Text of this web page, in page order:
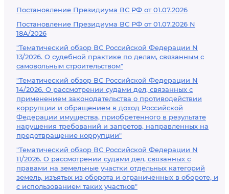
Постановление Президиума ВС РФ от 01.07.2026
Постановление Президиума ВС РФ от 01.07.2026 N
18А/2026
"Тематический обзор ВС Российской Федерации N
13/2026. О судебной практике по делам, связанным с
самовольным строительством"
"Тематический обзор ВС Российской Федерации N
14/2026. О рассмотрении судами дел, связанных с
применением законодательства о противодействии
коррупции и обращением в доход Российской
Федерации имущества, приобретенного в результате
нарушения требований и запретов, направленных на
предотвращение коррупции"
"Тематический обзор ВС Российской Федерации N
11/2026. О рассмотрении судами дел, связанных с
правами на земельные участки отдельных категорий
земель, изъятых из оборота и ограниченных в обороте, и
с использованием таких участков"